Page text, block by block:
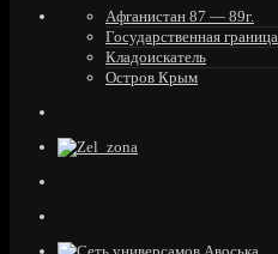
Афганистан 87 — 89г.
Государственная граница
Кладоискатель
Остров Крым